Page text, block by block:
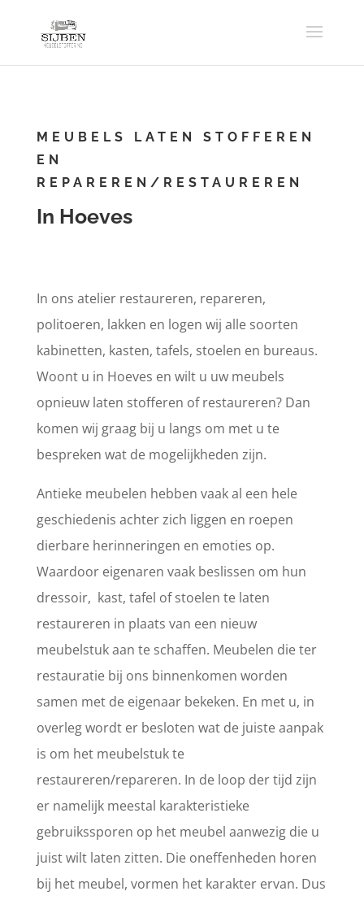
MEUBELS LATEN STOFFEREN
EN
REPAREREN/RESTAUREREN
In Hoeves
In ons atelier restaureren, repareren,
politoeren, lakken en logen wij alle soorten
kabinetten, kasten, tafels, stoelen en bureaus.
Woont u in Hoeves en wilt u uw meubels
opnieuw laten stofferen of restaureren? Dan
komen wij graag bij u langs om met u te
bespreken wat de mogelijkheden zijn.
Antieke meubelen hebben vaak al een hele
geschiedenis achter zich liggen en roepen
dierbare herinneringen en emoties op.
Waardoor eigenaren vaak beslissen om hun
dressoir, kast, tafel of stoelen te laten
restaureren in plaats van een nieuw
meubelstuk aan te schaffen. Meubelen die ter
restauratie bij ons binnenkomen worden
samen met de eigenaar bekeken. En met u, in
overleg wordt er besloten wat de juiste aanpak
is om het meubelstuk te
restaureren/repareren. In de loop der tijd zijn
er namelijk meestal karakteristieke
gebruikssporen op het meubel aanwezig die u
juist wilt laten zitten. Die oneffenheden horen
bij het meubel, vormen het karakter ervan. Dus